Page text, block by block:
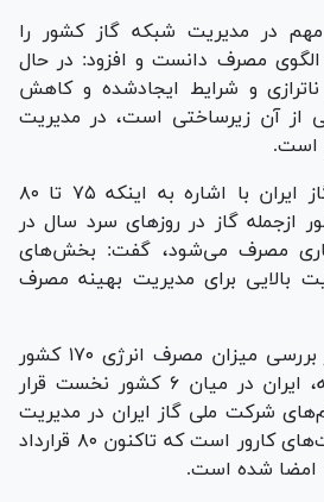
در مدیریت شبکه گاز کشور را
مصرف دانست و افزود: در حال
ناترازی و شرایط ایجادشده و کاهش
از آن زیرساختی است، در مدیریت
است.
مدیرعامل شرکت ملی گاز ایران با اشاره به اینکه ۷۵ تا ۸۰
ازجمله گاز در روز‌های سرد سال در
مصرف می‌شود، گفت: بخش‌های
بالایی برای مدیریت بهینه مصرف
توکلی با اعلام اینکه در بررسی میزان مصرف انرژی ۱۷۰ کشور
طی بیست سال گذشته، ایران در میان ۶ کشور نخست قرار
شرکت ملی گاز ایران در مدیریت
مصرف، به‌کارگیری شرکت‌های کارور است که تاکنون ۸۰ قرارداد
امضا شده است.